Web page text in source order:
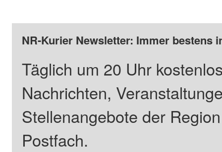
NR-Kurier Newsletter: Immer bestens
Täglich um 20 Uhr
Nachrichten,
Stellenangebote der
Postfach.